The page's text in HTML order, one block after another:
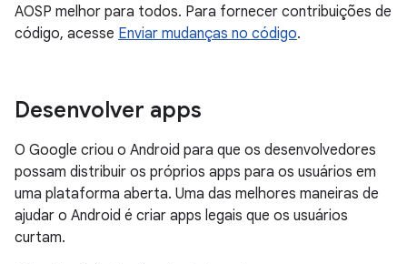
AOSP melhor para todos. Para fornecer contribuições de
código, acesse Enviar mudanças no código.
Desenvolver apps
O Google criou o Android para que os desenvolvedores
possam distribuir os próprios apps para os usuários em
uma plataforma aberta. Uma das melhores maneiras de
ajudar o Android é criar apps legais que os usuários
curtam.